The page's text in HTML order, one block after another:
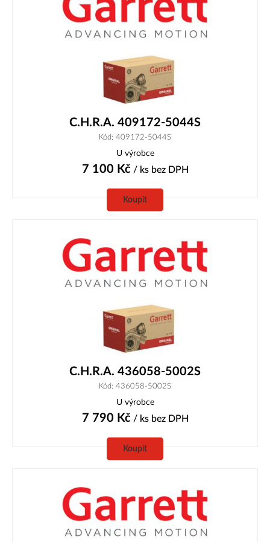
C.H.R.A. 409172-5044S
Kód: 409172-5044S
U výrobce
7 100 Kč/ ks bez DPH
Koupit
C.H.R.A. 436058-5002S
Kód: 436058-5002S
U výrobce
7 790 Kč/ ks bez DPH
Koupit